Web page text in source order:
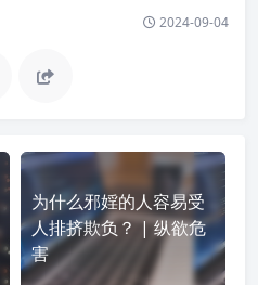
2024-09-04
为什么邪婬的人容易受
人排挤欺负？ | 纵欲危
害